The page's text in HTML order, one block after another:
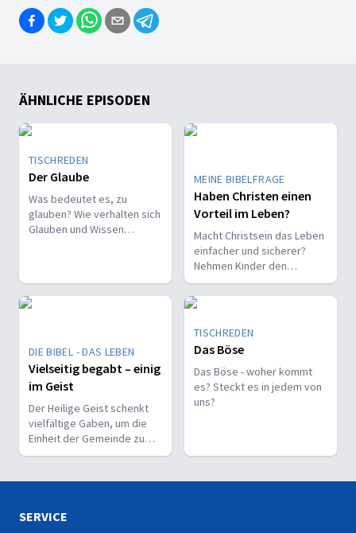
ÄHNLICHE EPISODEN
TISCHREDEN
Der Glaube
Was bedeutet es, zu
glauben? Wie verhalten sich
Glauben und Wissen
MEINE BIBELFRAGE
Haben Christen einen
Vorteil im Leben?
Macht Christsein das Leben
einfacher und sicherer?
Nehmen Kinder den
Glauben leichter an als
Erwachsene?
DIE BIBEL - DAS LEBEN
Vielseitig begabt – einig
im Geist
Der Heilige Geist schenkt
vielfältige Gaben, um die
Einheit der Gemeinde zu
stärken und sie zu
Menschen zu bekennen.
TISCHREDEN
Das Böse
Das Böse - woher kommt
es? Steckt es in jedem von
uns?
SERVICE